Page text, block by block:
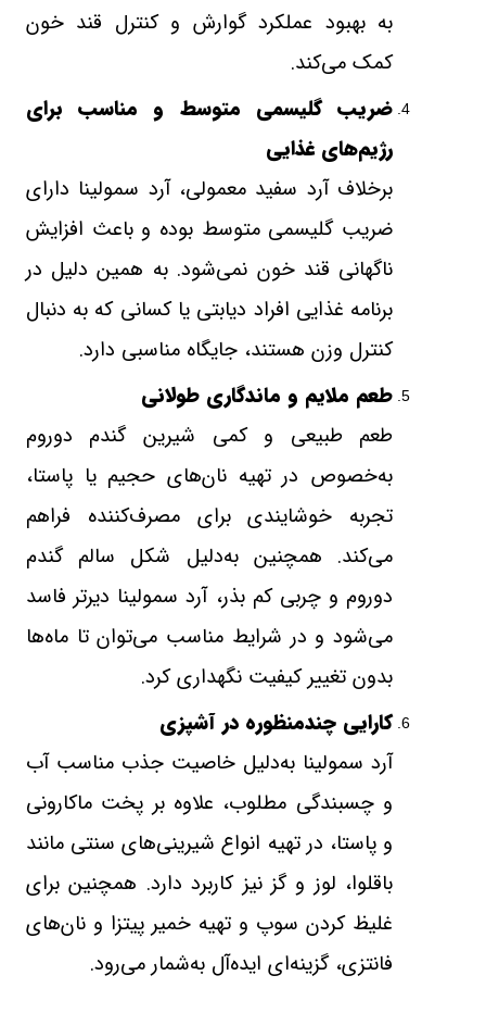
به بهبود عملکرد گوارش و کنترل قند خون
کمک می‌کند.
ضریب گلیسمی متوسط و مناسب برای
رژیم‌های غذایی
برخلاف آرد سفید معمولی، آرد سمولینا دارای
ضریب گلیسمی متوسط بوده و باعث افزایش
ناگهانی قند خون نمی‌شود. به همین دلیل در
برنامه غذایی افراد دیابتی یا کسانی که به دنبال
کنترل وزن هستند، جایگاه مناسبی دارد.
طعم ملایم و ماندگاری طولانی
طعم طبیعی و کمی شیرین گندم دوروم
به‌خصوص در تهیه نان‌های حجیم یا پاستا،
تجربه خوشایندی برای مصرف‌کننده فراهم
می‌کند. همچنین به‌دلیل شکل سالم گندم
دوروم و چربی کم بذر، آرد سمولینا دیرتر فاسد
می‌شود و در شرایط مناسب می‌توان تا ماه‌ها
بدون تغییر کیفیت نگهداری کرد.
کارایی چندمنظوره در آشپزی
آرد سمولینا به‌دلیل خاصیت جذب مناسب آب
و چسبندگی مطلوب، علاوه بر پخت ماکارونی
و پاستا، در تهیه انواع شیرینی‌های سنتی مانند
باقلوا، لوز و گز نیز کاربرد دارد. همچنین برای
غلیظ کردن سوپ و تهیه خمیر پیتزا و نان‌های
فانتزی، گزینه‌ای ایده‌آل به‌شمار می‌رود.